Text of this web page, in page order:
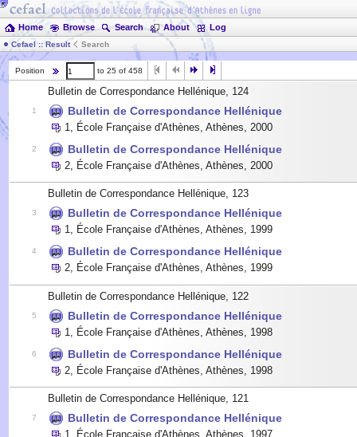
Home Browse Search About Log
Cefael :: Result Search
Position to 25 of 458
Bulletin de Correspondance Hellénique, 124
1 Bulletin de Correspondance Hellénique
1 École Française d'Athènes, Athènes 2000
2 Bulletin de Correspondance Hellénique
2 École Française d'Athènes, Athènes 2000
Bulletin de Correspondance Hellénique, 123
3 Bulletin de Correspondance Hellénique
1, École Française d'Athènes, Athènes, 1999
4 Bulletin de Correspondance Hellénique
2, École Française d'Athènes, Athènes, 1999
Bulletin de Correspondance Hellénique, 122
5 Bulletin de Correspondance Hellénique
1 École Française d'Athènes, Athènes 1998
6 Bulletin de Correspondance Hellénique
2 École Française d'Athènes, Athènes 1998
Bulletin de Correspondance Hellénique, 121
7 Bulletin de Correspondance Hellénique
1 École Française d'Athènes, Athènes 1997